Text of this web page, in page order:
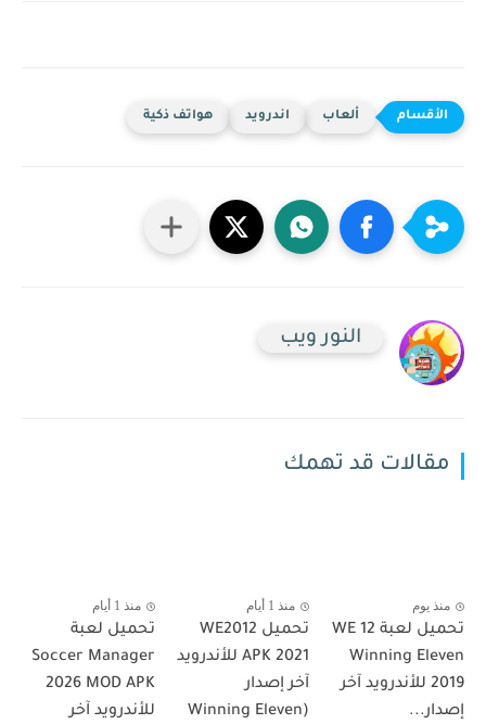
ألعاب اندرويد هواتف ذكية
النور ويب
مقالات قد تهمك
منذ يوم
تحميل لعبة WE 12
Winning Eleven
2019 للأندرويد آخر
إصدار...
منذ 1 أيام
تحميل WE2012
APK 2021 للأندرويد
آخر إصدار
(Winning Eleven
منذ 1 أيام
تحميل لعبة
Soccer Manager
2026 MOD APK
للأندرويد آخر